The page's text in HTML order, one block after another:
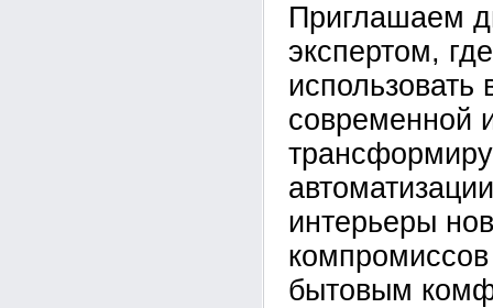
Приглашаем
экспертом,
использовать
современной
интерьеры
бытовым